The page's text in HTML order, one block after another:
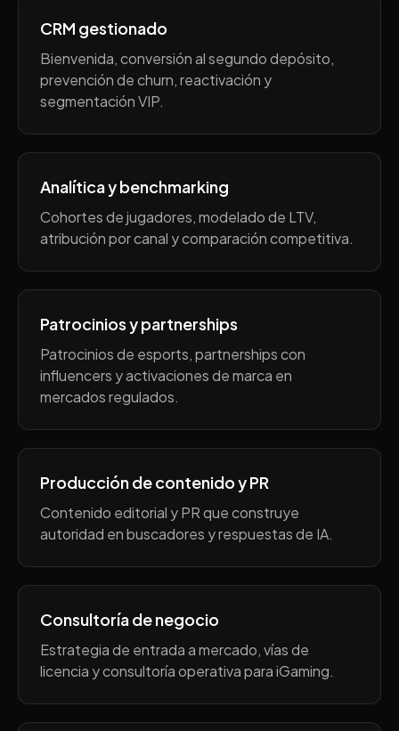
CRM gestionado
Bienvenida, conversión al segundo depósito,
prevención de churn, reactivación y
segmentación VIP.
Analítica y benchmarking
Cohortes de jugadores, modelado de LTV,
atribución por canal y comparación competitiva.
Patrocinios y partnerships
Patrocinios de esports, partnerships con
influencers y activaciones de marca en
mercados regulados.
Producción de contenido y PR
Contenido editorial y PR que construye
autoridad en buscadores y respuestas de IA.
Consultoría de negocio
Estrategia de entrada a mercado, vías de
licencia y consultoría operativa para iGaming.